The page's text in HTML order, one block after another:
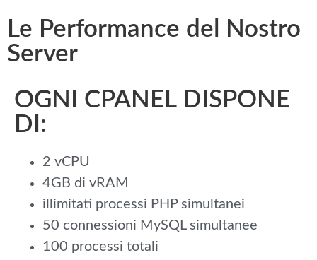
Le Performance del Nostro
Server
OGNI CPANEL DISPONE
DI:
2 vCPU
4GB di vRAM
illimitati processi PHP simultanei
50 connessioni MySQL simultanee
100 processi totali